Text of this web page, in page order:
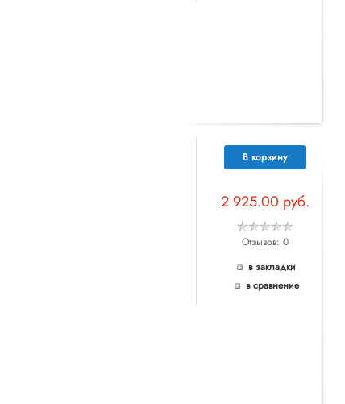
В корзину
2 925.00 руб.
Отзывов: 0
в закладки
в сравнение